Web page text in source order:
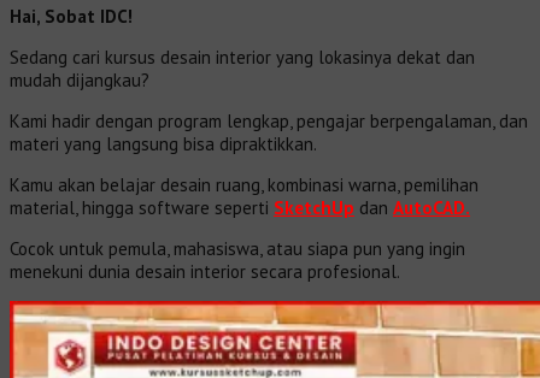
Hai, Sobat IDC!
Sedang cari kursus desain interior yang lokasinya dekat dan
mudah dijangkau?
Kami hadir dengan program lengkap, pengajar berpengalaman, dan
materi yang langsung bisa dipraktikkan.
Kamu akan belajar desain ruang, kombinasi warna, pemilihan
material, hingga software seperti SketchUp dan AutoCAD.
Cocok untuk pemula, mahasiswa, atau siapa pun yang ingin
menekuni dunia desain interior secara profesional.